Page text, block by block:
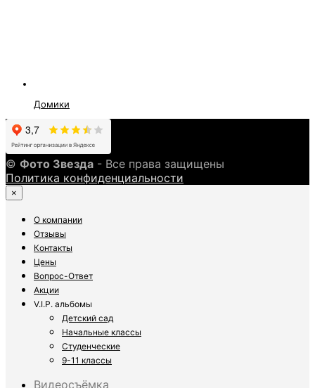
Домики
© Фото Звезда - Все права защищены
Политика конфиденциальности
×
О компании
Отзывы
Контакты
Цены
Вопрос-Ответ
Акции
V.I.P. альбомы
Детский сад
Начальные классы
Студенческие
9-11 классы
Видеосъёмка